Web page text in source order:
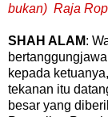
bukan) Raja
SHAH ALAM:
kepada
tekanan itu
besar yang